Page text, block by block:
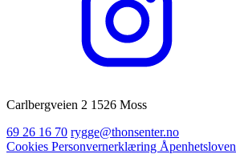
Carlbergveien 2 1526 Moss
69 26 16 70 rygge@thonsenter.no
Cookies Personvernerklæring Åpenhetsloven